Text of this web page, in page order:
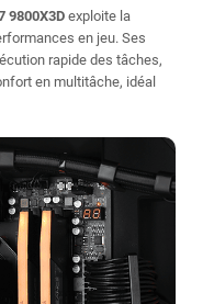
9800X3D exploite la
en jeu. Ses
rapide des tâches,
en multitâche, idéal